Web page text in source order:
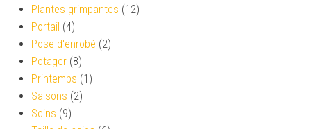
Plantes grimpantes (12)
Portail (4)
Pose d'enrobé (2)
Potager (8)
Printemps (1)
Saisons (2)
Soins (9)